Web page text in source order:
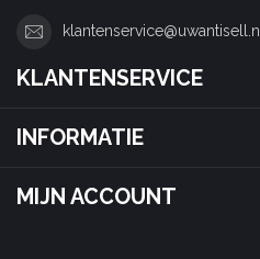
klantenservice@uwantisell.nl
KLANTENSERVICE
INFORMATIE
MIJN ACCOUNT